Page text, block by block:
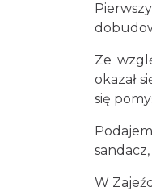
Ze
okazał
się
W